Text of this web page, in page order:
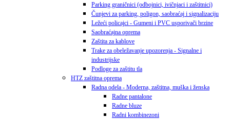
Parking graničnici (odbojnici, ivičnjaci i zaštitnici)
Čunjevi za parking, poligon, saobraćaj i signalizaciju
Ležeći policajci - Gumeni i PVC usporivači brzine
Saobraćajna oprema
Zaštita za kablove
Trake za obeležavanje upozorenja - Signalne i
industrijske
Podloge za zaštitu tla
HTZ zaštitna oprema
Radna odela - Moderna, zaštitna, muška i ženska
Radne pantalone
Radne bluze
Radni kombinezoni